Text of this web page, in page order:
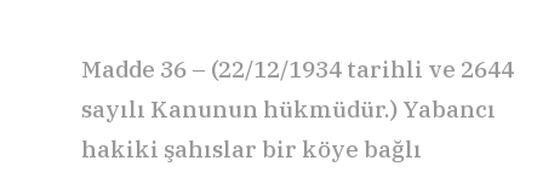
Madde 36 – (22/12/1934 tarihli ve 2644
sayılı Kanunun hükmüdür.) Yabancı
hakiki şahıslar bir köye bağlı